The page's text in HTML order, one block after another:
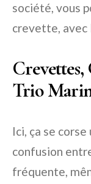
société, vous
crevette, avec
Crevettes,
Trio
Ici, ça se corse
confusion
fréquente,